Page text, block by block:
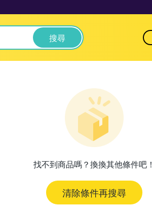
搜尋
找不到商品嗎？換換其他條件吧！
清除條件再搜尋